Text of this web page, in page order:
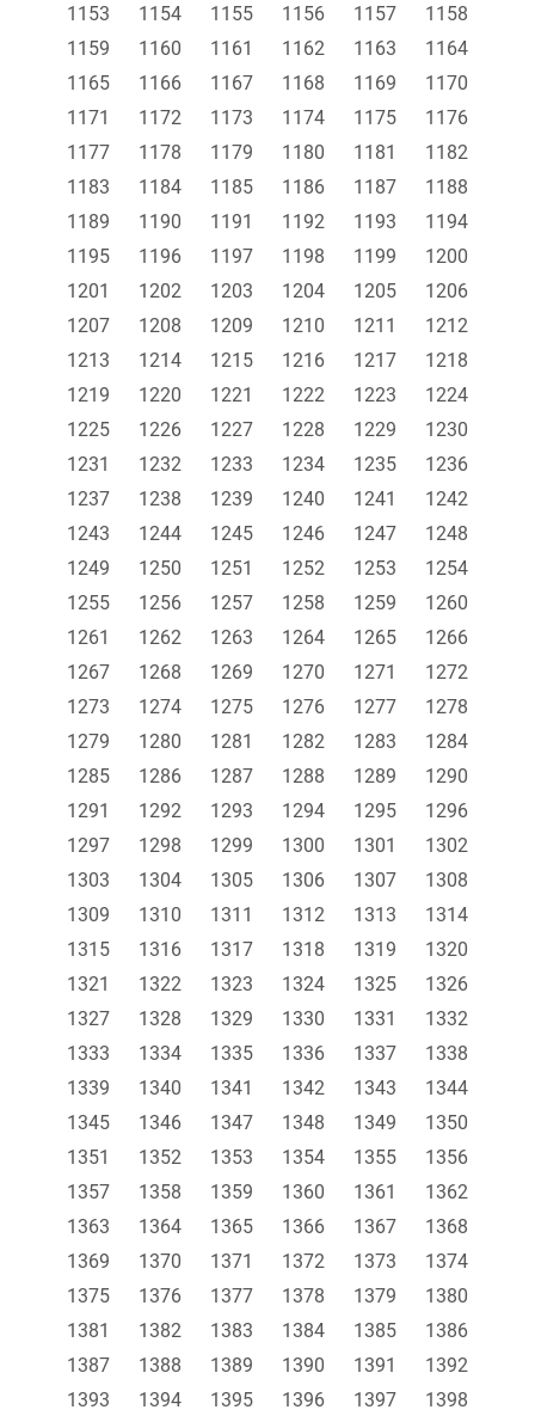
1153 1154 1155 1156 1157
1158
1159
1160 1161 1162 1163
1164
1165
1166 1167 1168 1169
1170
1171
1172 1173 1174 1175
1176
1177
1178 1179 1180 1181
1182
1183
1184 1185 1186 1187
1188
1189
1190 1191 1192 1193
1194
1195
1196 1197 1198 1199
1200
1201
1202 1203 1204 1205
1206
1207
1208 1209 1210 1211
1212
1213
1214 1215 1216 1217
1218
1219
1220 1221 1222 1223
1224
1225
1226 1227 1228 1229
1230
1231
1232 1233 1234 1235
1236
1237
1238 1239 1240 1241
1242
1243
1244 1245 1246 1247
1248
1249
1250 1251 1252 1253
1254
1255
1256 1257 1258 1259
1260
1261
1262 1263 1264 1265
1266
1267
1268 1269 1270 1271
1272
1273
1274 1275 1276 1277
1278
1279
1280 1281 1282 1283
1284
1285
1286 1287 1288 1289
1290
1291
1292 1293 1294 1295
1296
1297
1298 1299 1300 1301
1302
1303
1304 1305 1306 1307
1308
1309
1310 1311 1312 1313
1314
1315
1316 1317 1318 1319
1320
1321
1322 1323 1324 1325
1326
1327
1328 1329 1330 1331
1332
1333
1334 1335 1336 1337
1338
1339
1340 1341 1342 1343
1344
1345
1346 1347 1348 1349
1350
1351
1352 1353 1354 1355
1356
1357
1358 1359 1360 1361
1362
1363
1364 1365 1366 1367
1368
1369
1370 1371 1372 1373
1374
1375
1376 1377 1378 1379
1380
1381
1382 1383 1384 1385
1386
1387
1388 1389 1390 1391
1392
1393
1394 1395 1396 1397
1398